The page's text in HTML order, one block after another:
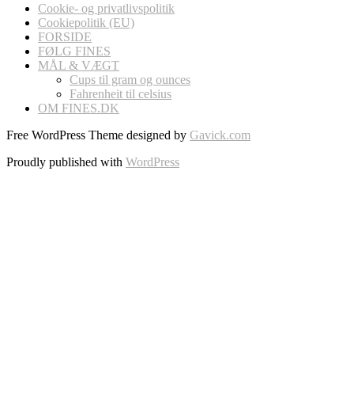
Cookie- og privatlivspolitik
Cookiepolitik (EU)
FORSIDE
FØLG FINES
MÅL & VÆGT
Cups til gram og ounces
Fahrenheit til celsius
OM FINES.DK
Free WordPress Theme designed by Gavick.com
Proudly published with WordPress